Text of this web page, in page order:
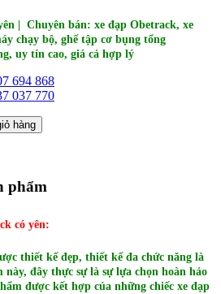
| Chuyên bán: xe đạp Obetrack, xe
chạy bộ, ghế tập cơ bụng tổng
uy tín cao, giá cả hợp lý
694 868
037 770
hàng
phẩm
có yên:
thiết kế đẹp, thiết kế đa chức năng là
đây thực sự là sự lựa chọn hoàn hảo
được kết hợp của những chiếc xe đạp